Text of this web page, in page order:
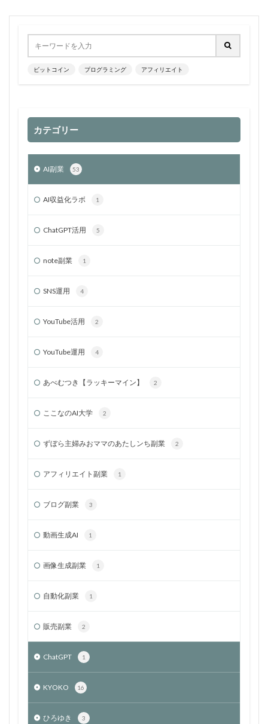
ビットコイン プログラミング アフィリエイト
カテゴリー
AI副業 53
AI収益化ラボ 1
ChatGPT活用 5
note副業 1
SNS運用 4
YouTube活用 2
YouTube運用 4
あべむつき【ラッキーマイン】 2
ここなのAI大学 2
ずぼら主婦みおママのあたしンち副業 2
アフィリエイト副業 1
ブログ副業 3
動画生成AI 1
画像生成副業 1
自動化副業 1
販売副業 2
ChatGPT 1
KYOKO 16
ひろゆき 3